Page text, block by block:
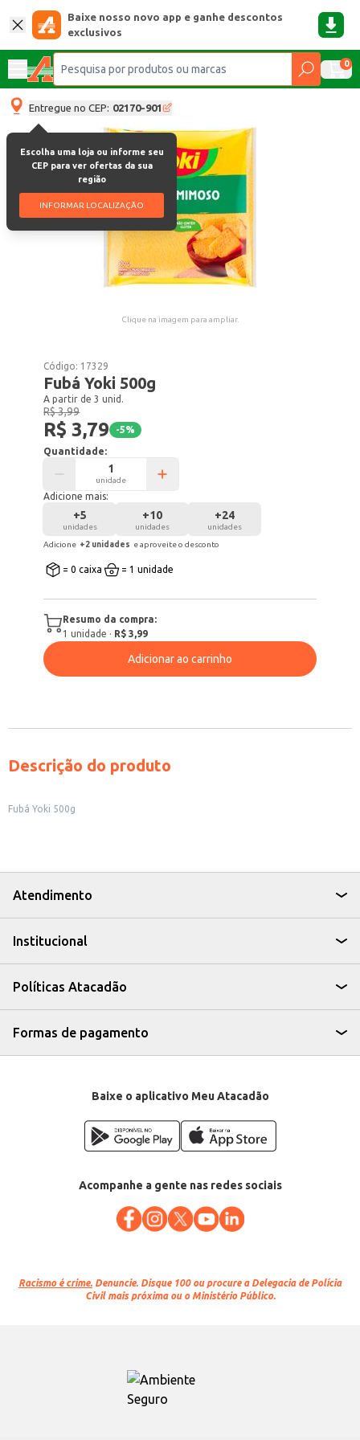
Baixe nosso novo app e ganhe descontos
exclusivos
0
Entregue no CEP: 02170-901
Escolha uma loja ou informe seu
CEP para ver ofertas da sua
região
INFORMAR LOCALIZAÇÃO
Clique na imagem para ampliar.
Código: 17329
Fubá Yoki 500g
A partir de 3 unid.
R$ 3,99
R$ 3,79 -5%
Quantidade:
unidade
Adicione mais:
+5
unidades
+10
unidades
+24
unidades
Adicione +2 unidades e aproveite o desconto
= 0 caixa = 1 unidade
Resumo da compra:
1 unidade · R$ 3,99
Adicionar ao carrinho
Descrição do produto
Fubá Yoki 500g
Atendimento
Institucional
Políticas Atacadão
Formas de pagamento
Baixe o aplicativo Meu Atacadão
Acompanhe a gente nas redes sociais
Racismo é crime. Denuncie. Disque 100 ou procure a Delegacia de Polícia
Civil mais próxima ou o Ministério Público.